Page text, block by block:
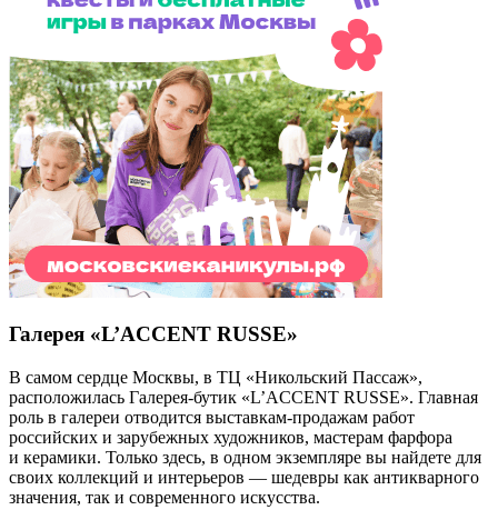
Галерея «L’ACCENT RUSSE»
В самом сердце Москвы, в ТЦ «Никольский Пассаж»,
расположилась Галерея-бутик «L’ACCENT RUSSE». Главная
роль в галереи отводится выставкам-продажам работ
российских и зарубежных художников, мастерам фарфора
и керамики. Только здесь, в одном экземпляре вы найдете для
своих коллекций и интерьеров — шедевры как антикварного
значения, так и современного искусства.